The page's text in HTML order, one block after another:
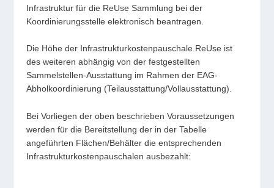
Infrastruktur für die ReUse Sammlung bei der
Koordinierungsstelle elektronisch beantragen.
Die Höhe der Infrastrukturkostenpauschale ReUse ist
des weiteren abhängig von der festgestellten
Sammelstellen-Ausstattung im Rahmen der EAG-
Abholkoordinierung (Teilausstattung/Vollausstattung).
Bei Vorliegen der oben beschrieben Voraussetzungen
werden für die Bereitstellung der in der Tabelle
angeführten Flächen/Behälter die entsprechenden
Infrastrukturkostenpauschalen ausbezahlt: